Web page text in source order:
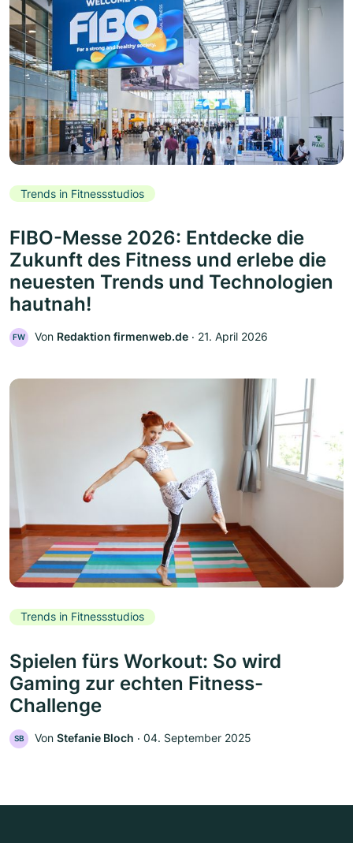
Trends in Fitnessstudios
FIBO-Messe 2026: Entdecke die
Zukunft des Fitness und erlebe die
neuesten Trends und Technologien
hautnah!
FW Von Redaktion firmenweb.de ‧ 21. April 2026
Trends in Fitnessstudios
Spielen fürs Workout: So wird
Gaming zur echten Fitness-
Challenge
SB Von Stefanie Bloch ‧ 04. September 2025